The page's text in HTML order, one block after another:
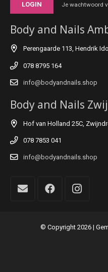
LOGIN Je wachtwoord
Body and Nails
Perengaarde 113, Hendrik
078 8795 164
info@bodyandnails.shop
Body and Nails
Hof van Holland 25C,
078 7853 041
info@bodyandnails.shop
© Copyright 2026 |